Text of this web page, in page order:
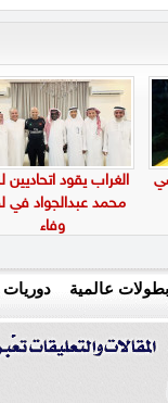
الغراب يقود اتحاديين
محمد عبدالجواد في
وفاء
بطولات عالمية دوريات